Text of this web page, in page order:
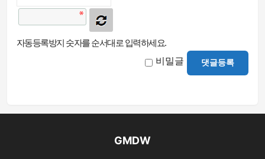
자동등록방지 숫자를 순서대로 입력하세요.
비밀글 댓글등록
GMDW